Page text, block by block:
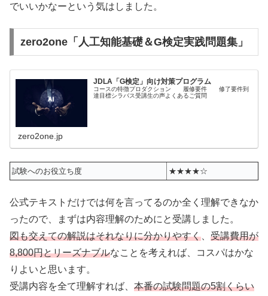
でいいかなーという気はしました。
zero2one「人工知能基礎＆G検定実践問題集」
JDLA「G検定」向け対策プログラム
コースの特徴プロダクション 履修要件 修了要件到
達目標シラバス受講生の声よくあるご質問
zero2one.jp
試験へのお役立ち度 ★★★★☆
公式テキストだけでは何を言ってるのか全く理解できなか
ったので、まずは内容理解のためにと受講しました。
図も交えての解説はそれなりに分かりやすく
受講費用が
8,800円とリーズナブルなことを考えれば、コスパはかな
りよいと思います。
受講内容を全て理解すれば、 本番の試験問題の5割くらい